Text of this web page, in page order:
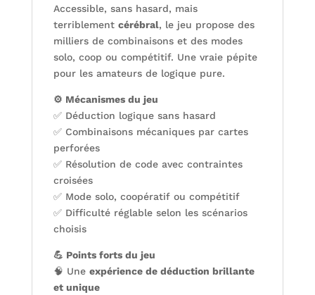
Accessible, sans hasard, mais
terriblement cérébral, le jeu propose des
milliers de combinaisons et des modes
solo, coop ou compétitif. Une vraie pépite
pour les amateurs de logique pure.
⚙️ Mécanismes du jeu
✅ Déduction logique sans hasard
✅ Combinaisons mécaniques par cartes
perforées
✅ Résolution de code avec contraintes
croisées
✅ Mode solo, coopératif ou compétitif
✅ Difficulté réglable selon les scénarios
choisis
💪 Points forts du jeu
🧠 Une expérience de déduction brillante
et unique